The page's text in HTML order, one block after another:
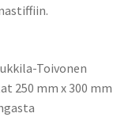
Toivonen
250 mm x 300 mm